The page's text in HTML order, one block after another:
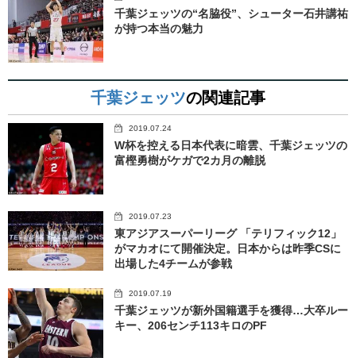
千葉ジェッツの“名脇役”、シューター石井講祐
が持つ本当の魅力
千葉ジェッツの関連記事
2019.07.24
W杯を控える日本代表に暗雲、千葉ジェッツの
富樫勇樹がケガで2カ月の離脱
2019.07.23
東アジアスーパーリーグ 「テリフィック12」
がマカオにて開催決定。日本からは昨季CSに
出場した4チームが参戦
2019.07.19
千葉ジェッツが新外国籍選手を獲得…大卒ルー
キー、206センチ113キロのPF